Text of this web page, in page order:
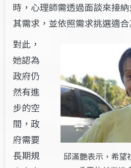
時，心理師需透過面談來接
其需求，並依照需求挑選適合
邱滿艷表示，希望
對此，
她認為
政府仍
然有進
步的空
間，政
府需要
長期規